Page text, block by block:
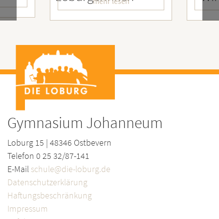
Gymnasium Johanneum
Loburg 15 | 48346 Ostbevern
Telefon 0 25 32/87-141
E-Mail schule@die-loburg.de
Datenschutzerklärung
Haftungsbeschränkung
Impressum